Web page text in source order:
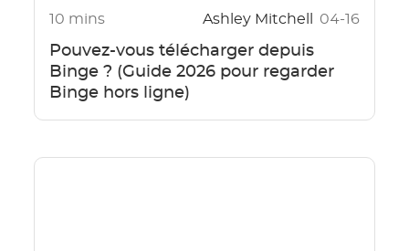
10 mins Ashley Mitchell 04-16
Pouvez-vous télécharger depuis
Binge ? (Guide 2026 pour regarder
Binge hors ligne)